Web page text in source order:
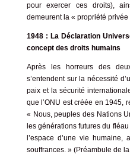
pour exercer ces droits),
demeurent la « propriété
1948 : La Déclaration
concept des droits humains
Après les horreurs des
s’entendent sur la nécessité
paix et la sécurité
que l’ONU est créée en 1945,
« Nous, peuples des Nations
les générations futures du
l’espace d’une vie humaine,
souffrances. » (Préambule de